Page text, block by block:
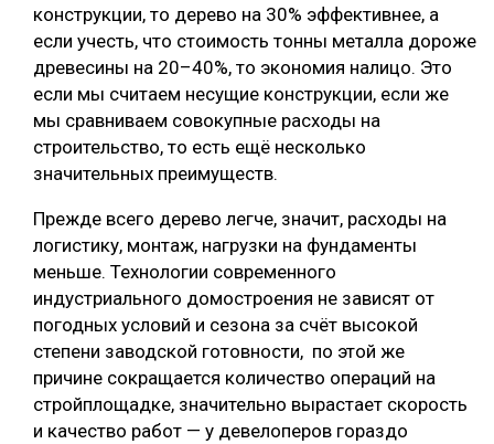
конструкции, то дерево на 30% эффективнее, а
если учесть, что стоимость тонны металла дороже
древесины на 20–40%, то экономия налицо. Это
если мы считаем несущие конструкции, если же
мы сравниваем совокупные расходы на
строительство, то есть ещё несколько
значительных преимуществ.
Прежде всего дерево легче, значит, расходы на
логистику, монтаж, нагрузки на фундаменты
меньше. Технологии современного
индустриального домостроения не зависят от
погодных условий и сезона за счёт высокой
степени заводской готовности, по этой же
причине сокращается количество операций на
стройплощадке, значительно вырастает скорость
и качество работ — у девелоперов гораздо